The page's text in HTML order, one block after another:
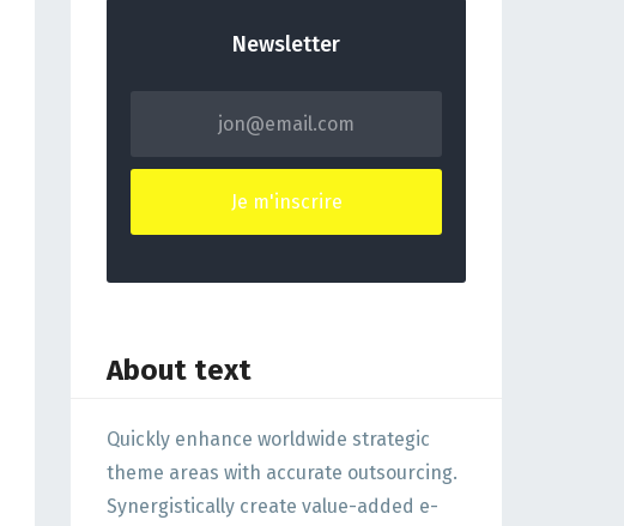
Newsletter
About text
Quickly enhance worldwide strategic
theme areas with accurate outsourcing.
Synergistically create value-added e-